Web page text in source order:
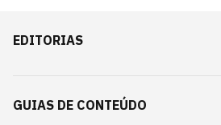
EDITORIAS
GUIAS DE CONTEÚDO